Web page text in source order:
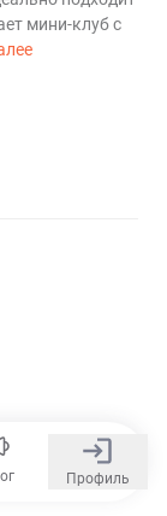
мини-клуб с
Профиль